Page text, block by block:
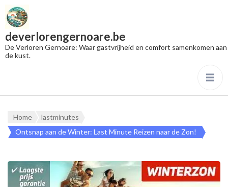
deverlorengernoare.be
De Verloren Gernoare: Waar gastvrijheid en comfort samenkomen aan
de kust.
Home
lastminutes
Ontsnap aan de Winter: Last Minute Reizen naar de Zon!